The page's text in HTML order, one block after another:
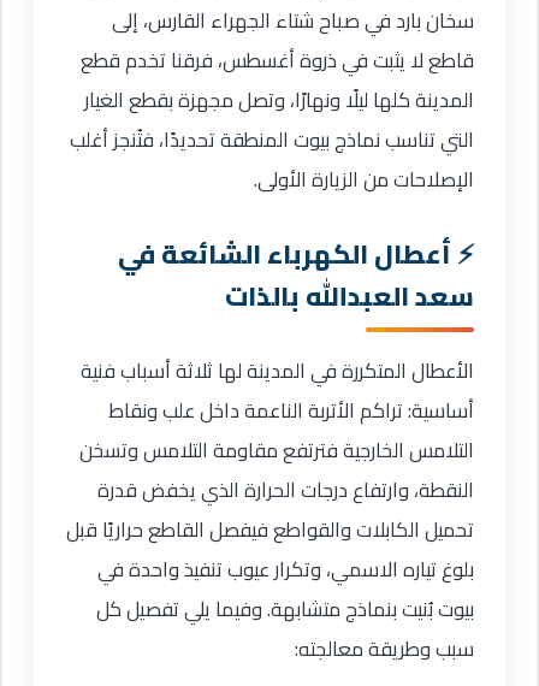
سخان بارد في صباح شتاء الجهراء القارس، إلى
قاطع لا يثبت في ذروة أغسطس، فرقنا تخدم قطع
المدينة كلها ليلًا ونهارًا، وتصل مجهزة بقطع الغيار
التي تناسب نماذج بيوت المنطقة تحديدًا، فتُنجز أغلب
الإصلاحات من الزيارة الأولى.
أعطال الكهرباء الشائعة في
سعد العبدالله بالذات
الأعطال المتكررة في المدينة لها ثلاثة أسباب فنية
أساسية: تراكم الأتربة الناعمة داخل علب ونقاط
التلامس الخارجية فترتفع مقاومة التلامس وتسخن
النقطة، وارتفاع درجات الحرارة الذي يخفض قدرة
تحميل الكابلات والقواطع فيفصل القاطع حراريًا قبل
بلوغ تياره الاسمي، وتكرار عيوب تنفيذ واحدة في
بيوت بُنيت بنماذج متشابهة. وفيما يلي تفصيل كل
سبب وطريقة معالجته: